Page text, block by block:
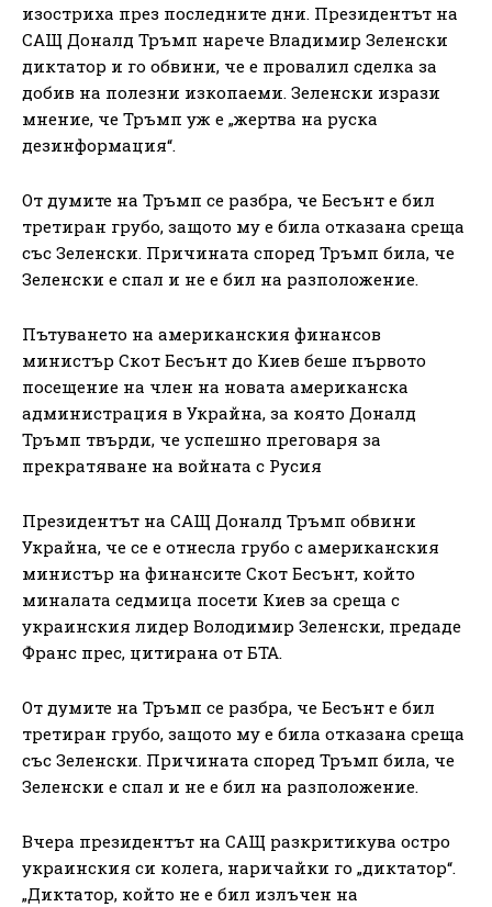
изостриха през последните дни. Президентът на
САЩ Доналд Тръмп нарече Владимир Зеленски
диктатор и го обвини, че е провалил сделка за
добив на полезни изкопаеми. Зеленски изрази
мнение, че Тръмп уж е „жертва на руска
дезинформация“.
От думите на Тръмп се разбра, че Бесънт е бил
третиран грубо, защото му е била отказана среща
със Зеленски. Причината според Тръмп била, че
Зеленски е спал и не е бил на разположение.
Пътуването на американския финансов
министър Скот Бесънт до Киев беше първото
посещение на член на новата американска
администрация в Украйна, за която Доналд
Тръмп твърди, че успешно преговаря за
прекратяване на войната с Русия
Президентът на САЩ Доналд Тръмп обвини
Украйна, че се е отнесла грубо с американския
министър на финансите Скот Бесънт, който
миналата седмица посети Киев за среща с
украинския лидер Володимир Зеленски, предаде
Франс прес, цитирана от БТА.
От думите на Тръмп се разбра, че Бесънт е бил
третиран грубо, защото му е била отказана среща
със Зеленски. Причината според Тръмп била, че
Зеленски е спал и не е бил на разположение.
Вчера президентът на САЩ разкритикува остро
украинския си колега, наричайки го „диктатор“.
„Диктатор, който не е бил излъчен на